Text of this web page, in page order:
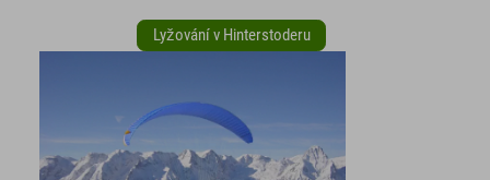
Lyžování v Hinterstoderu